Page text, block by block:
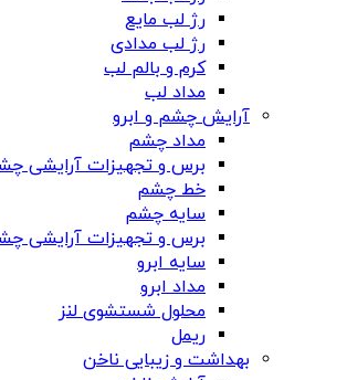
رژ لب مایع
رژ لب مدادی
کرم و بالم لب
مداد لب
آرایش چشم و ابرو
مداد چشم
برس و تجهیزات آرایشی
خط چشم
سایه چشم
برس و تجهیزات آرایشی
سایه ابرو
مداد ابرو
محلول شستشوی لنز
ریمل
بهداشت و زیبایی ناخن